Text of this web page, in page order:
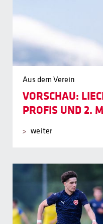
Aus dem Verein
VORSCHAU:
PROFIS UND 2.
weiter